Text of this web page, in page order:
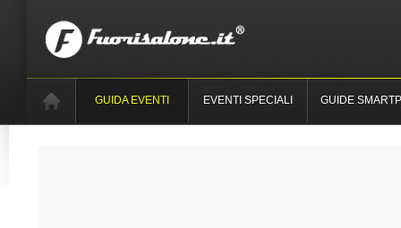
GUIDA EVENTI EVENTI SPECIALI GUIDE